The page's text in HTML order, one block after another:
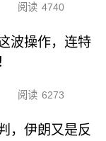
阅读 4740
波操作，连特
阅读 6273
，伊朗又是反